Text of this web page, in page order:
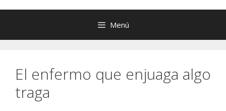
Menú
El enfermo que enjuaga algo
traga